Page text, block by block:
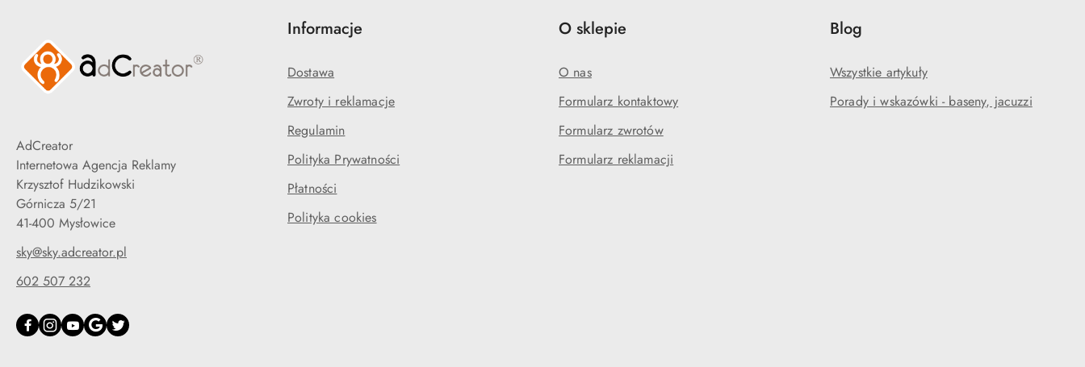
AdCreator
Internetowa Agencja Reklamy
Krzysztof Hudzikowski
Górnicza 5/21
41-400 Mysłowice
sky@sky.adcreator.pl
602 507 232
Informacje
Dostawa
Zwroty i reklamacje
Regulamin
Polityka Prywatności
Płatności
Polityka cookies
O sklepie
O nas
Formularz kontaktowy
Formularz zwrotów
Formularz reklamacji
Blog
Wszystkie artykuły
Porady i wskazówki - baseny, jacuzzi